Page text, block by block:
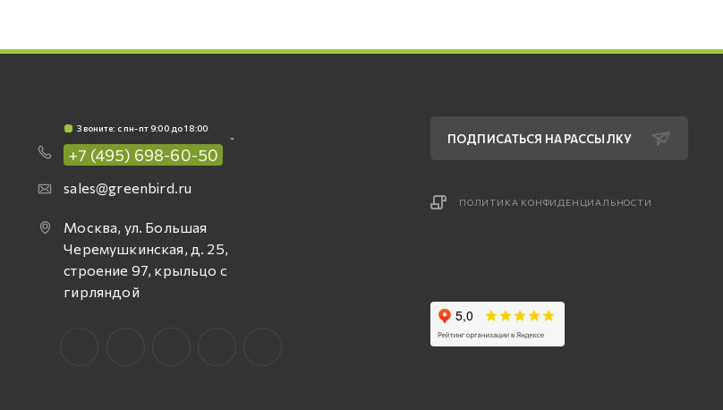
Звоните: c пн-пт 9:00 до 18:00
+7 (495) 698-60-50
sales@greenbird.ru
Москва, ул. Большая
Черемушкинская, д. 25,
строение 97, крыльцо с
гирляндой
ПОДПИСАТЬСЯ НА РАССЫЛКУ
ПОЛИТИКА КОНФИДЕНЦИАЛЬНОСТИ